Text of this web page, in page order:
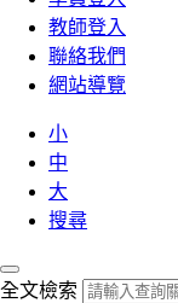
教師登入
聯絡我們
網站導覽
小
中
大
搜尋
全文檢索